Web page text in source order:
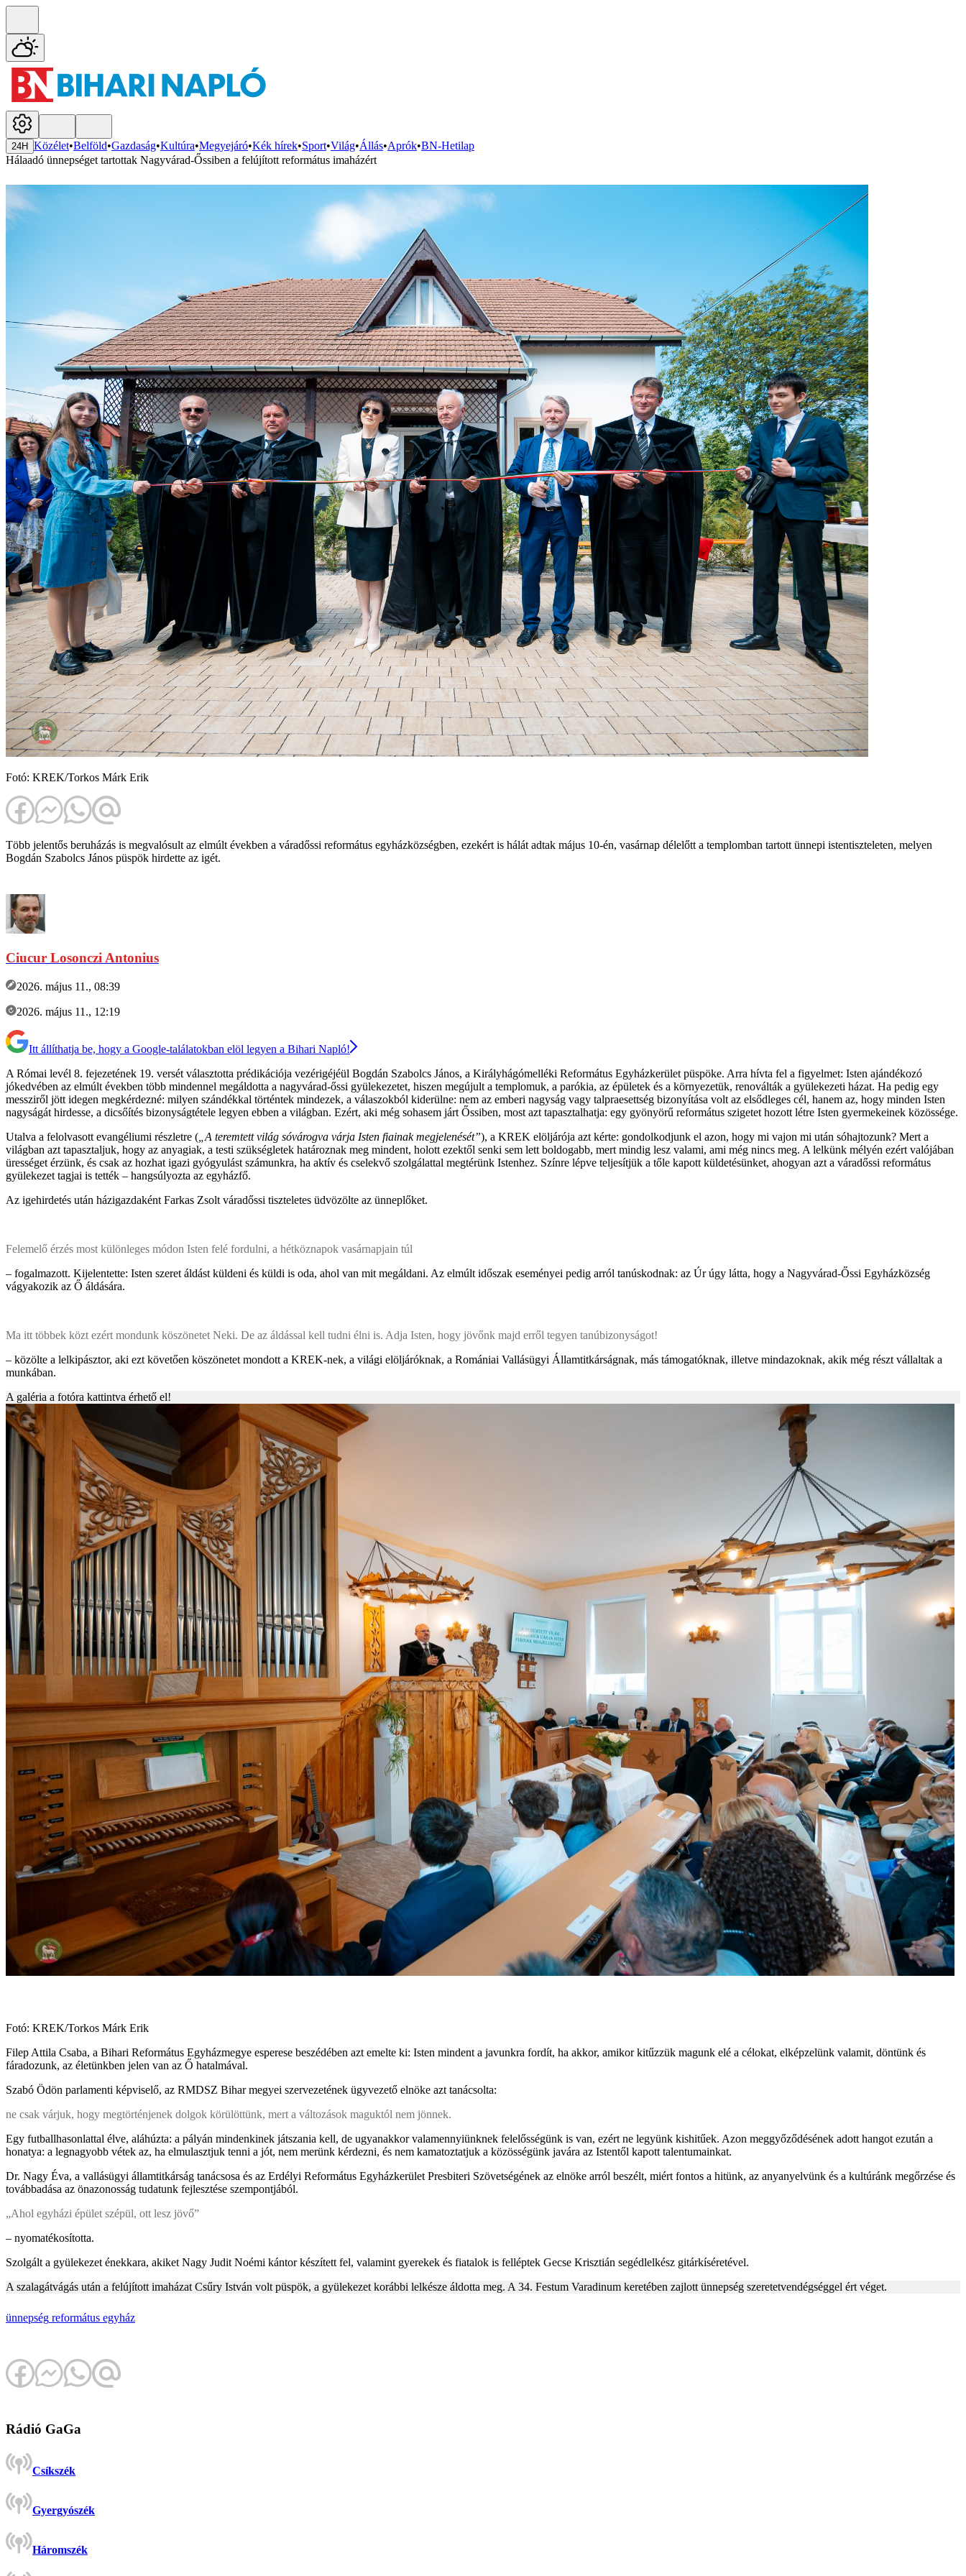
24H Közélet•Belföld•Gazdaság•Kultúra•Megyejáró•Kék hírek•Sport•Világ•Állás•Aprók•BN-Hetilap
Hálaadó ünnepséget tartottak Nagyvárad-Őssiben a felújított református imaházért
Fotó: KREK/Torkos Márk Erik
Több jelentős beruházás is megvalósult az elmúlt években a váradőssi református egyházközségben, ezekért is hálát adtak május 10-én, vasárnap délelőtt a templomban tartott ünnepi istentiszteleten, melyen
Bogdán Szabolcs János püspök hirdette az igét.
Ciucur Losonczi Antonius
2026. május 11., 08:39
2026. május 11., 12:19
Itt állíthatja be, hogy a Google-találatokban elöl legyen a Bihari Napló!
A Római levél 8. fejezetének 19. versét választotta prédikációja vezérigéjéül Bogdán Szabolcs János, a Királyhágómelléki Református Egyházkerület püspöke. Arra hívta fel a figyelmet: Isten ajándékozó
jókedvében az elmúlt években több mindennel megáldotta a nagyvárad-őssi gyülekezetet, hiszen megújult a templomuk, a parókia, az épületek és a környezetük, renoválták a gyülekezeti házat. Ha pedig egy
messziről jött idegen megkérdezné: milyen szándékkal történtek mindezek, a válaszokból kiderülne: nem az emberi nagyság vagy talpraesettség bizonyítása volt az elsődleges cél, hanem az, hogy minden Isten
nagyságát hirdesse, a dicsőítés bizonyságtétele legyen ebben a világban. Ezért, aki még sohasem járt Őssiben, most azt tapasztalhatja: egy gyönyörű református szigetet hozott létre Isten gyermekeinek közössége.
Utalva a felolvasott evangéliumi részletre ( „A teremtett világ sóvárogva várja Isten fiainak megjelenését”), a KREK elöljárója azt kérte: gondolkodjunk el azon, hogy mi vajon mi után sóhajtozunk? Mert a
világban azt tapasztaljuk, hogy az anyagiak, a testi szükségletek határoznak meg mindent, holott ezektől senki sem lett boldogabb, mert mindig lesz valami, ami még nincs meg. A lelkünk mélyén ezért valójában
ürességet érzünk, és csak az hozhat igazi gyógyulást számunkra, ha aktív és cselekvő szolgálattal megtérünk Istenhez. Színre lépve teljesítjük a tőle kapott küldetésünket, ahogyan azt a váradőssi református
gyülekezet tagjai is tették – hangsúlyozta az egyházfő.
Az igehirdetés után házigazdaként Farkas Zsolt váradőssi tiszteletes üdvözölte az ünneplőket.
Felemelő érzés most különleges módon Isten felé fordulni, a hétköznapok vasárnapjain túl
– fogalmazott. Kijelentette: Isten szeret áldást küldeni és küldi is oda, ahol van mit megáldani. Az elmúlt időszak eseményei pedig arról tanúskodnak: az Úr úgy látta, hogy a Nagyvárad-Őssi Egyházközség
vágyakozik az Ő áldására.
Ma itt többek közt ezért mondunk köszönetet Neki. De az áldással kell tudni élni is. Adja Isten, hogy jövőnk majd erről tegyen tanúbizonyságot!
– közölte a lelkipásztor, aki ezt követően köszönetet mondott a KREK-nek, a világi elöljáróknak, a Romániai Vallásügyi Államtitkárságnak, más támogatóknak, illetve mindazoknak, akik még részt vállaltak a
munkában.
A galéria a fotóra kattintva érhető el!
Fotó: KREK/Torkos Márk Erik
Filep Attila Csaba, a Bihari Református Egyházmegye esperese beszédében azt emelte ki: Isten mindent a javunkra fordít, ha akkor, amikor kitűzzük magunk elé a célokat, elképzelünk valamit, döntünk és
fáradozunk, az életünkben jelen van az Ő hatalmával.
Szabó Ödön parlamenti képviselő, az RMDSZ Bihar megyei szervezetének ügyvezető elnöke azt tanácsolta:
ne csak várjuk, hogy megtörténjenek dolgok körülöttünk, mert a változások maguktól nem jönnek.
Egy futballhasonlattal élve, aláhúzta: a pályán mindenkinek játszania kell, de ugyanakkor valamennyiünknek felelősségünk is van, ezért ne legyünk kishitűek. Azon meggyőződésének adott hangot ezután a
honatya: a legnagyobb vétek az, ha elmulasztjuk tenni a jót, nem merünk kérdezni, és nem kamatoztatjuk a közösségünk javára az Istentől kapott talentumainkat.
Dr. Nagy Éva, a vallásügyi államtitkárság tanácsosa és az Erdélyi Református Egyházkerület Presbiteri Szövetségének az elnöke arról beszélt, miért fontos a hitünk, az anyanyelvünk és a kultúránk megőrzése és
továbbadása az önazonosság tudatunk fejlesztése szempontjából.
„Ahol egyházi épület szépül, ott lesz jövő”
– nyomatékosította.
Szolgált a gyülekezet énekkara, akiket Nagy Judit Noémi kántor készített fel, valamint gyerekek és fiatalok is felléptek Gecse Krisztián segédlelkész gitárkíséretével.
A szalagátvágás után a felújított imaházat Csűry István volt püspök, a gyülekezet korábbi lelkésze áldotta meg. A 34. Festum Varadinum keretében zajlott ünnepség szeretetvendégséggel ért véget.
ünnepség református egyház
Rádió GaGa
Csíkszék
Gyergyószék
Háromszék